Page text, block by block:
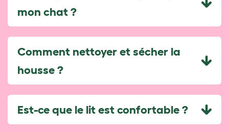
mon chat ?
Comment nettoyer et sécher la
housse ?
Est-ce que le lit est confortable ?